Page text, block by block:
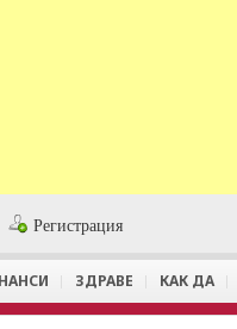
Регистрация
ЗДРАВЕ КАК ДА